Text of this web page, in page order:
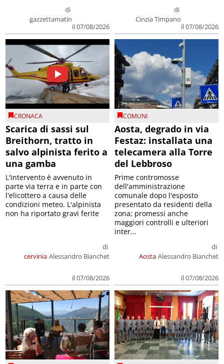
di
gazzettamatin
il 07/08/2026
di
Cinzia Timpano
il 07/08/2026
CRONACA
Scarica di sassi sul
Breithorn, tratto in
salvo alpinista ferito a
una gamba
cervinia
di
Alessandro Bianchet
il 07/08/2026
L'intervento è avvenuto in
parte via terra e in parte con
l'elicottero a causa delle
condizioni meteo. L'alpinista
non ha riportato gravi ferite
COMUNI
Aosta, degrado in via
Festaz: installata una
telecamera alla Torre
del Lebbroso
Aosta
di
Alessandro Bianchet
il 07/08/2026
Prime contromosse
dell'amministrazione
comunale dopo l'esposto
presentato da residenti della
zona; promessi anche
maggiori controlli e ulteriori
inter...